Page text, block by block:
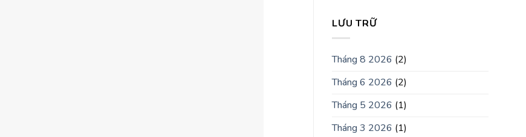
LƯU TRỮ
Tháng 8 2026 (2)
Tháng 6 2026 (2)
Tháng 5 2026 (1)
Tháng 3 2026 (1)